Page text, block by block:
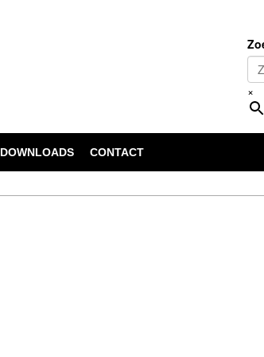
×
DOWNLOADS CONTACT